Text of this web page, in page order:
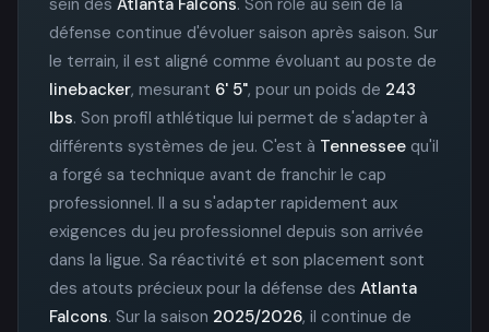
défense continue d'évoluer saison après saison. Sur
le terrain, il est aligné comme évoluant au poste de
linebacker, mesurant 6' 5", pour un poids de 243
lbs. Son profil athlétique lui permet de s'adapter à
différents systèmes de jeu. C'est à Tennessee qu'il
a forgé sa technique avant de franchir le cap
professionnel. Il a su s'adapter rapidement aux
exigences du jeu professionnel depuis son arrivée
dans la ligue. Sa réactivité et son placement sont
des atouts précieux pour la défense des Atlanta
Falcons. Sur la saison 2025/2026, il continue de